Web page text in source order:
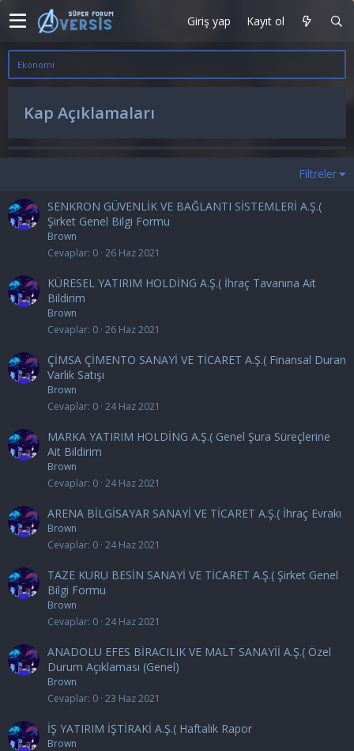
Giriş yap Kayıt ol
Ekonomi
Kap Açıklamaları
Filtreler
SENKRON GÜVENLİK VE BAĞLANTI SİSTEMLERİ A.Ş.(
Şirket Genel Bilgi Formu
Brown
Cevaplar 0 26 Haz 2021
KÜRESEL YATIRIM HOLDİNG A.Ş.( İhraç Tavanına Ait
Bildirim
Brown
Cevaplar 0 26 Haz 2021
ÇİMSA ÇİMENTO SANAYİ VE TİCARET A.Ş.( Finansal Duran
Varlık Satışı
Brown
Cevaplar 0 24 Haz 2021
MARKA YATIRIM HOLDİNG A.Ş.( Genel Şura Süreçlerine
Ait Bildirim
Brown
Cevaplar 0 24 Haz 2021
ARENA BİLGİSAYAR SANAYİ VE TİCARET A.Ş.( İhraç Evrakı
Brown
Cevaplar 0 24 Haz 2021
TAZE KURU BESİN SANAYİ VE TİCARET A.Ş.( Şirket Genel
Bilgi Formu
Brown
Cevaplar 0 24 Haz 2021
ANADOLU EFES BİRACILIK VE MALT SANAYİİ A.Ş.( Özel
Durum Açıklaması (Genel)
Brown
Cevaplar 0 23 Haz 2021
İŞ YATIRIM İŞTİRAKİ A.Ş.( Haftalık Rapor
Brown